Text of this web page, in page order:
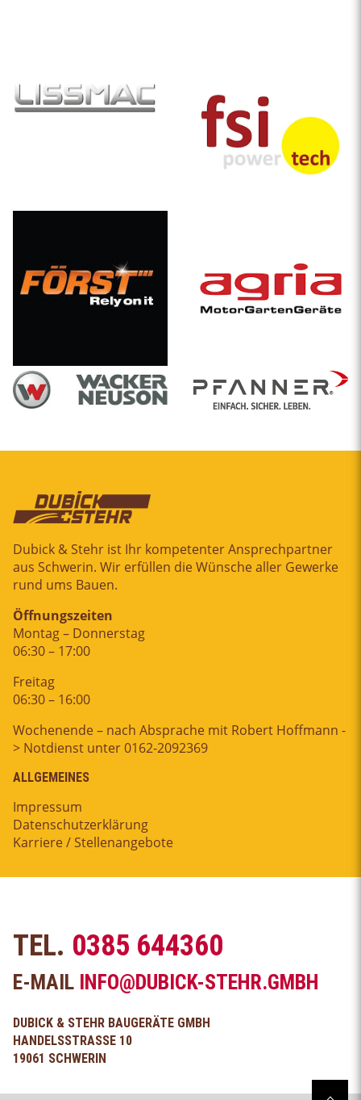
Dubick & Stehr ist Ihr kompetenter Ansprechpartner
aus Schwerin. Wir erfüllen die Wünsche aller Gewerke
rund ums Bauen.
Öffnungszeiten
Montag – Donnerstag
06:30 – 17:00
Freitag
06:30 – 16:00
Wochenende – nach Absprache mit Robert Hoffmann -
> Notdienst unter 0162-2092369
ALLGEMEINES
Impressum
Datenschutzerklärung
Karriere / Stellenangebote
TEL. 0385 644360
E-MAIL INFO@DUBICK-STEHR.GMBH
DUBICK & STEHR BAUGERÄTE GMBH
HANDELSSTRASSE 10
19061 SCHWERIN